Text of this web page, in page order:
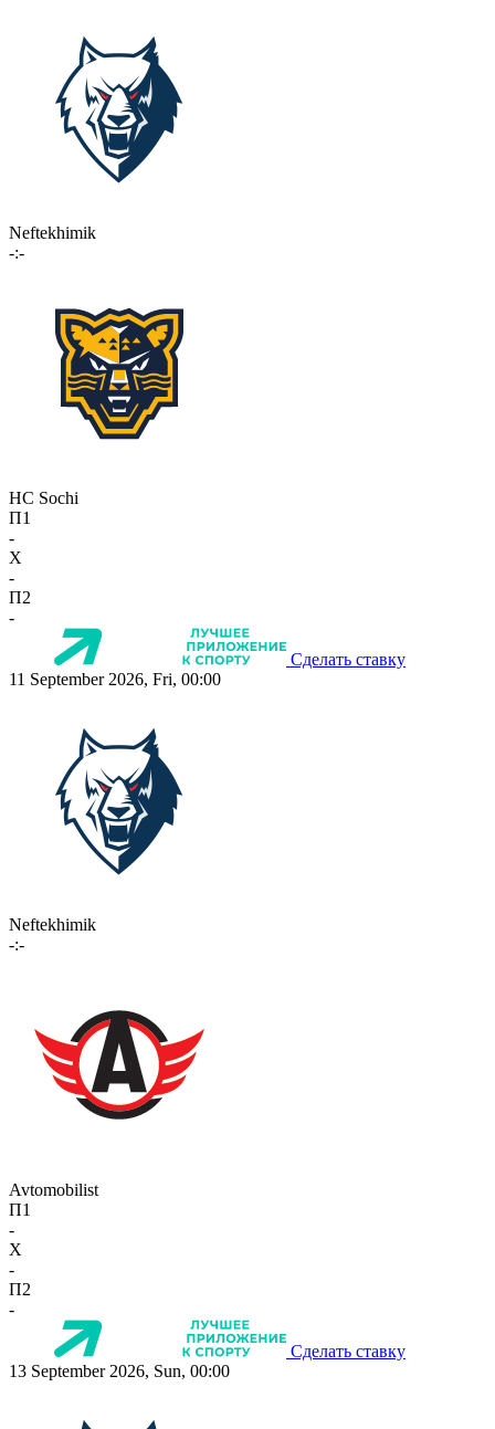
Neftekhimik
-:-
HC Sochi
П1
-
X
-
П2
-
Сделать ставку
11 September 2026, Fri, 00:00
Neftekhimik
-:-
Avtomobilist
П1
-
X
-
П2
-
Сделать ставку
13 September 2026, Sun, 00:00